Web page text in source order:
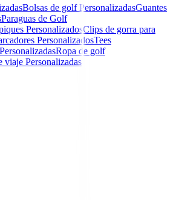
Bolsas de golf PersonalizadasGuantes
Paraguas de Golf
PersonalizadosClips de gorra para
PersonalizadosTees
Ropa de golf
viaje Personalizadas